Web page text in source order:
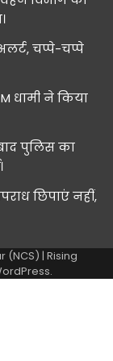
चप्पे-चप्पे
धामी ने किया
पुलिस का
छिपाएं नहीं,
(NCS) | Rising
.